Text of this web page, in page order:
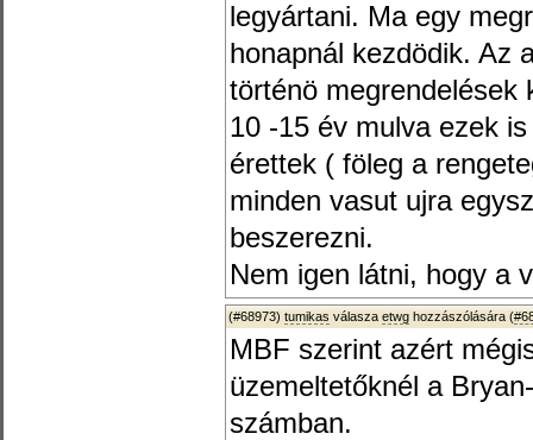
legyártani. Ma egy
honapnál kezdödik. Az
történö megrendelések
10 -15 év mulva ezek
érettek ( föleg a
minden vasut ujra
beszerezni.
Nem igen látni, hogy a
(#68973) tumikas válasza etwg hozzászólására (
MBF szerint azért
üzemeltetőknél a
számban.